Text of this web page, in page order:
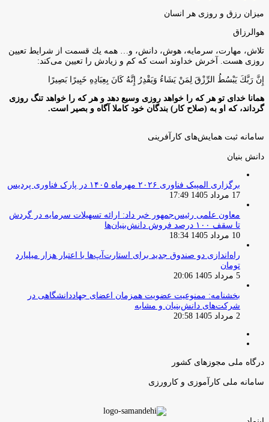
میزان رزق و روزی هر انسان
هوالرزاق
تلاش، مهارت، سرمايه، هوش، دانش، و… همه يك قسمت از شرايط تعيين
روزى هست. آخرش خداوند است كه كم و زيادش را تعيين مى‌كند:
إِنَّ رَبَّكَ يَبْسُطُ الرِّزْقَ لِمَنْ يَشَاءُ وَيَقْدِرُ إِنَّهُ كَانَ بِعِبَادِهِ خَبِيرًا بَصِيرًا
همانا خدای تو هر که را خواهد روزی وسیع دهد و هر که را خواهد تنگ روزی
گرداند، که او به (صلاح کار) بندگان خود کاملا آگاه و بصیر است.
سامانه ثبت همایش‌های کارآفرینی
دانش‌ بنیان‌
برگزاری المپیک فناوری ۲۰۲۶ مهرماه ۱۴۰۵ در پارک فناوری پردیس
17 مرداد 1405 17:49
معاون علمی رئیس‌جمهور خبر داد: ارائه تسهیلات سرمایه در گردش
تا سقف ۱۰۰ درصد فروش دانش‌بنیان‌ها
10 مرداد 1405 18:34
راه‌اندازی دو صندوق جدید برای استارت‌آپ‌ها با اعتبار هزار میلیارد
تومان
5 مرداد 1405 20:06
بخشنامه: ممنوعیت عضویت همزمان اعضای جهاددانشگاهی در
شرکت‌های دانش‌بنیان و مشابه
2 مرداد 1405 20:58
درگاه ملی مجوزهای کشور
سامانه ملی کارآموزی و کارورزی